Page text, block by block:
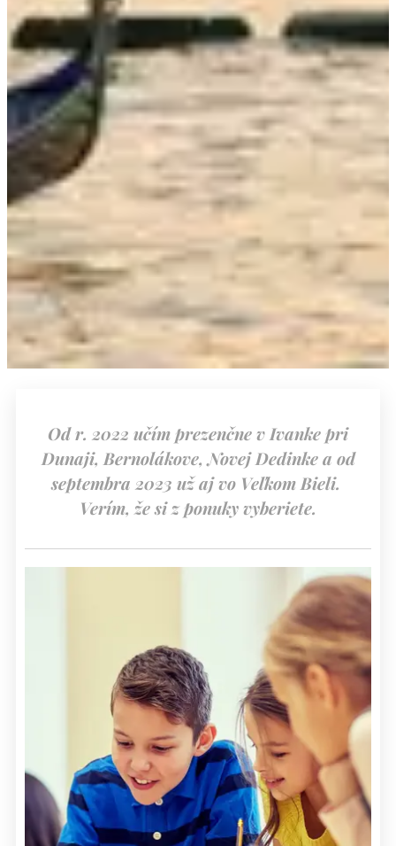
Od r. 2022 učím prezenčne v Ivanke pri
Dunaji, Bernolákove, Novej Dedinke a od
septembra 2023 už aj vo Veľkom Bieli.
Verím, že si z ponuky vyberiete.